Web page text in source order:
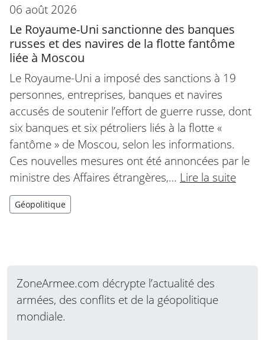
06 août 2026
Le Royaume-Uni sanctionne des banques
russes et des navires de la flotte fantôme
liée à Moscou
Le Royaume-Uni a imposé des sanctions à 19
personnes, entreprises, banques et navires
accusés de soutenir l’effort de guerre russe, dont
six banques et six pétroliers liés à la flotte «
fantôme » de Moscou, selon les informations.
Ces nouvelles mesures ont été annoncées par le
ministre des Affaires étrangères,… Lire la suite
Géopolitique
ZoneArmee.com décrypte l’actualité des
armées, des conflits et de la géopolitique
mondiale.